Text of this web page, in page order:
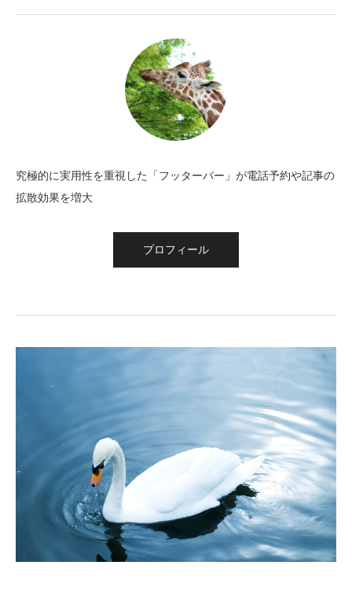
究極的に実用性を重視した「フッターバー」が電話予約や記事の
拡散効果を増大
プロフィール